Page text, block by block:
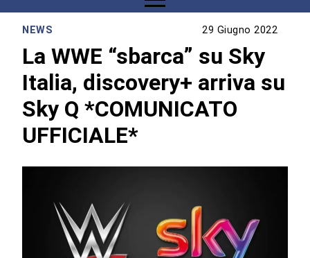
NEWS 29 Giugno 2022
La WWE “sbarca” su Sky
Italia, discovery+ arriva su
Sky Q *COMUNICATO
UFFICIALE*